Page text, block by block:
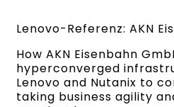
Lenovo-Referenz: AKN
How AKN Eisenbahn
hyperconverged
Lenovo and Nutanix to
taking business agility